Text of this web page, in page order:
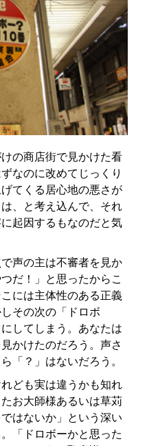
の商店街で見かけた看
なのに改めてじっくり
てくる居心地の悪さが
、と考え込んで、それ
起因するもなのだと気
声の主は不審者を見か
だ！」と思ったからこ
には主体性のある正義
その次の「ドロボ
してしまう。あなたは
かけたのだろう。声さ
「？」はないだろう。
ども実は違うかも知れ
お大師様あるいは草苅
はないか」という深い
「ドロボーかと思った